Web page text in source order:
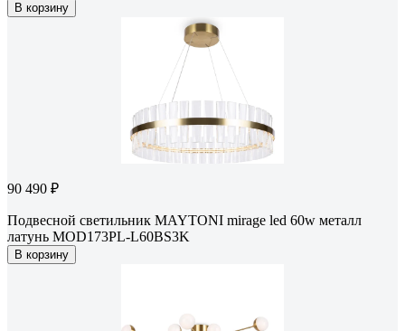
В корзину
90 490 ₽
Подвесной светильник MAYTONI mirage led 60w металл
латунь MOD173PL-L60BS3K
В корзину